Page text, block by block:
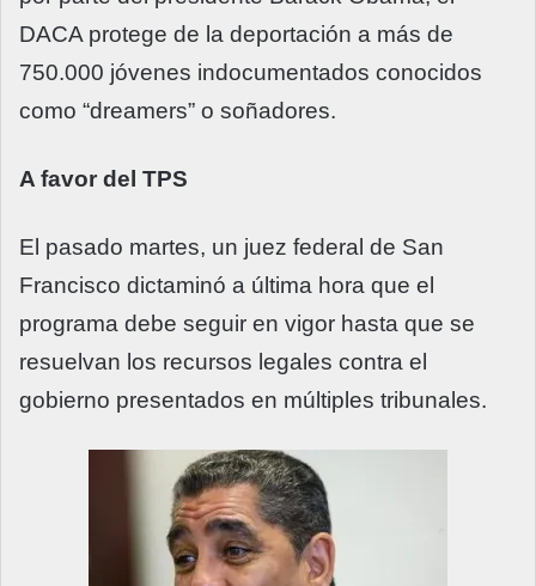
DACA protege de la deportación a más de
750.000 jóvenes indocumentados conocidos
como “dreamers” o soñadores.
A favor del TPS
El pasado martes, un juez federal de San
Francisco dictaminó a última hora que el
programa debe seguir en vigor hasta que se
resuelvan los recursos legales contra el
gobierno presentados en múltiples tribunales.